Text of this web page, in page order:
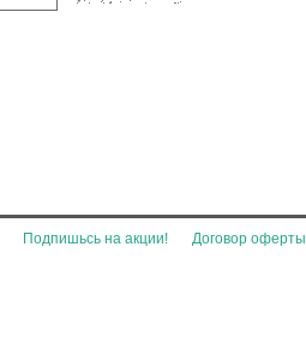
Подпишьсь на акции! Договор оферты